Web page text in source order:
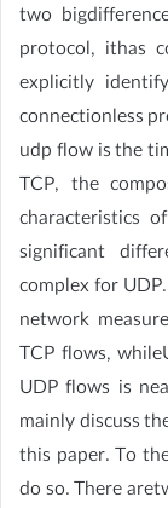
two
protocol, ithas
explicitly
connectionless
udp flow is the
TCP, the
characteristics
significant
complex for
network
TCP flows,
UDP flows is
mainly discuss
this paper. To
do so. There